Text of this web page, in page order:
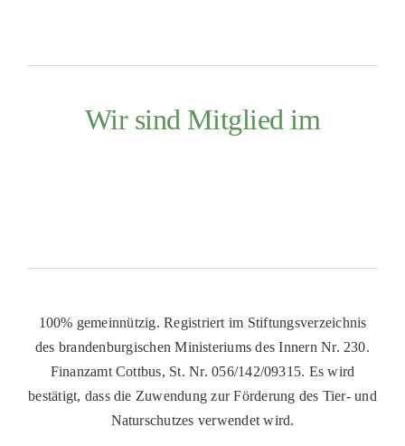
Wir sind Mitglied im
100% gemeinnützig. Registriert im Stiftungsverzeichnis
des brandenburgischen Ministeriums des Innern Nr. 230.
Finanzamt Cottbus, St. Nr. 056/142/09315. Es wird
bestätigt, dass die Zuwendung zur Förderung des Tier- und
Naturschutzes verwendet wird.